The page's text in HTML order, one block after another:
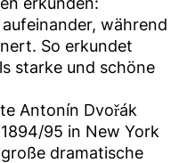
während
So erkundet
starke und schöne
Antonín Dvořák
95 in New York
dramatische